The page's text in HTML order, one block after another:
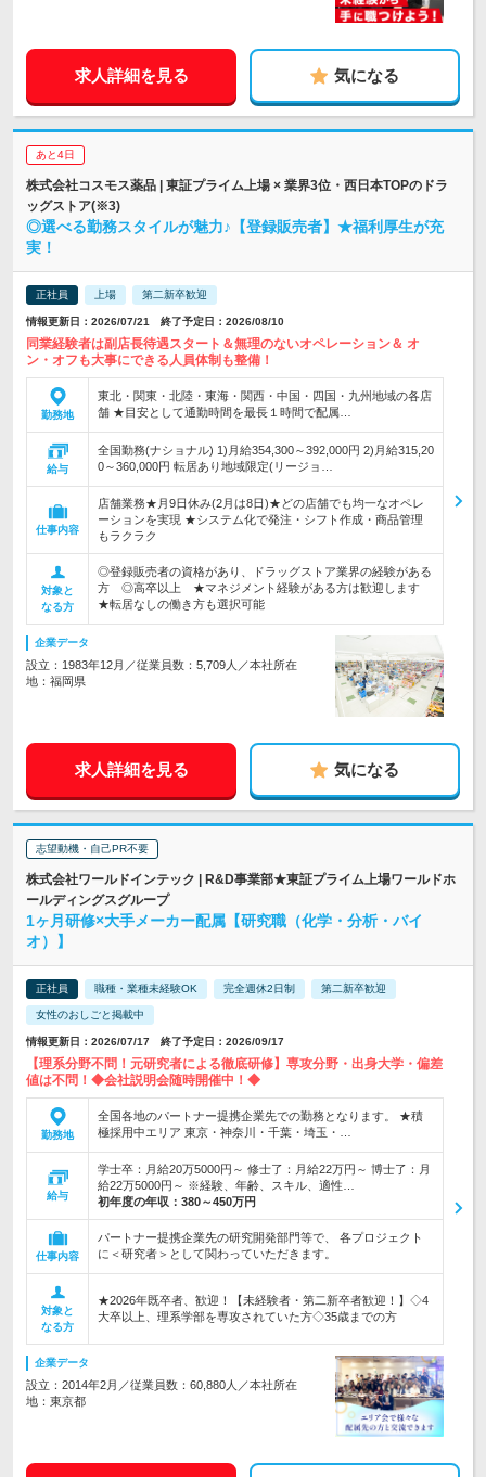
求人詳細を見る 気になる
あと4日
株式会社コスモス薬品 | 東証プライム上場 × 業界3位・西日本TOPのドラ
ッグストア(※3)
◎選べる勤務スタイルが魅力♪【登録販売者】★福利厚生が充
実！
正社員 上場 第二新卒歓迎
情報更新日：2026/07/21 終了予定日：2026/08/10
同業経験者は副店長待遇スタート＆無理のないオペレーション＆ オ
ン・オフも大事にできる人員体制も整備！
勤務地
東北・関東・北陸・東海・関西・中国・四国・九州地域の各店
舗 ★目安として通勤時間を最長１時間で配属…
給与
全国勤務(ナショナル) 1)月給354,300～392,000円 2)月給315,20
0～360,000円 転居あり地域限定(リージョ…
仕事内容
店舗業務★月9日休み(2月は8日)★どの店舗でも均一なオペレ
ーションを実現 ★システム化で発注・シフト作成・商品管理
もラクラク
対象と
なる方
◎登録販売者の資格があり、ドラッグストア業界の経験がある
方 ◎高卒以上 ★マネジメント経験がある方は歓迎します
★転居なしの働き方も選択可能
企業データ
設立：1983年12月／従業員数：5,709人／本社所在
地：福岡県
求人詳細を見る 気になる
志望動機・自己PR不要
株式会社ワールドインテック | R&D事業部★東証プライム上場ワールドホ
ールディングスグループ
1ヶ月研修×大手メーカー配属【研究職（化学・分析・バイ
オ）】
正社員 職種・業種未経験OK 完全週休2日制 第二新卒歓迎
女性のおしごと掲載中
情報更新日：2026/07/17 終了予定日：2026/09/17
【理系分野不問！元研究者による徹底研修】専攻分野・出身大学・偏差
値は不問！◆会社説明会随時開催中！◆
勤務地
全国各地のパートナー提携企業先での勤務となります。 ★積
極採用中エリア 東京・神奈川・千葉・埼玉・…
給与
学士卒：月給20万5000円～ 修士了：月給22万円～ 博士了：月
給22万5000円～ ※経験、年齢、スキル、適性…
初年度の年収： 380～450万円
仕事内容
パートナー提携企業先の研究開発部門等で、 各プロジェクト
に＜研究者＞として関わっていただきます。
対象と
なる方
★2026年既卒者、歓迎！【未経験者・第二新卒者歓迎！】◇4
大卒以上、理系学部を専攻されていた方◇35歳までの方
企業データ
設立：2014年2月／従業員数：60,880人／本社所在
地：東京都